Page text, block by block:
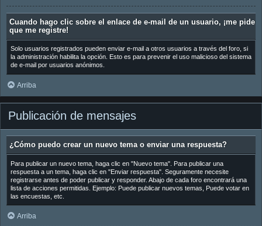
Cuando hago clic sobre el enlace de e-mail de un usuario, ¡me pide
que me registre!
Solo usuarios registrados pueden enviar e-mail a otros usuarios a través del foro, si
la administración habilita la opción. Esto es para prevenir el uso malicioso del sistema
de e-mail por usuarios anónimos.
Arriba
Publicación de mensajes
¿Cómo puedo crear un nuevo tema o enviar una respuesta?
Para publicar un nuevo tema, haga clic en "Nuevo tema". Para publicar una
respuesta a un tema, haga clic en "Enviar respuesta". Seguramente necesite
registrarse antes de poder publicar y responder. Abajo de cada foro encontrará una
lista de acciones permitidas. Ejemplo: Puede publicar nuevos temas, Puede votar en
las encuestas, etc.
Arriba